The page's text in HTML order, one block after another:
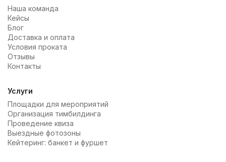
Наша команда
Кейсы
Блог
Доставка и оплата
Условия проката
Отзывы
Контакты
Услуги
Площадки для мероприятий
Организация тимбилдинга
Проведение квиза
Выездные фотозоны
Кейтеринг: банкет и фуршет